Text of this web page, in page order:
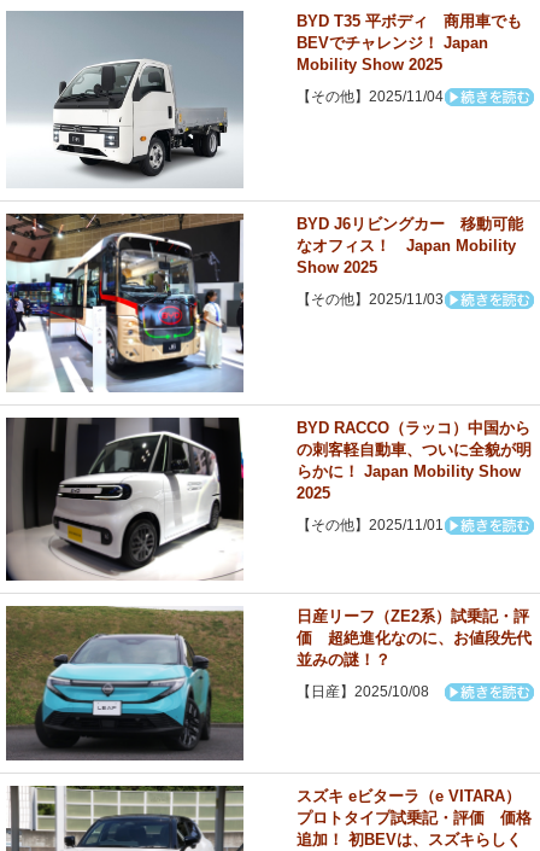
BYD T35 平ボディ 商用車でも
BEVでチャレンジ！ Japan
Mobility Show 2025
【その他】2025/11/04
BYD J6リビングカー 移動可能
なオフィス！ Japan Mobility
Show 2025
【その他】2025/11/03
BYD RACCO（ラッコ）中国から
の刺客軽自動車、ついに全貌が明
らかに！ Japan Mobility Show
2025
【その他】2025/11/01
日産リーフ（ZE2系）試乗記・評
価 超絶進化なのに、お値段先代
並みの謎！？
【日産】2025/10/08
スズキ eビターラ（e VITARA）
プロトタイプ試乗記・評価 価格
追加！ 初BEVは、スズキらしく